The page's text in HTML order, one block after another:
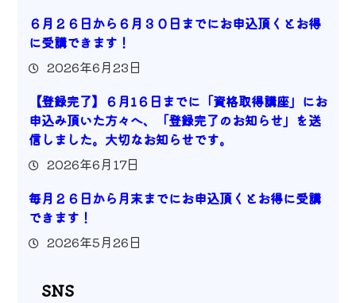
６月２６日から６月３０日までにお申込頂くとお得
に受講できます！
2026年6月23日
【登録完了】６月1６日までに「資格取得講座」にお
申込み頂いた方々へ、「登録完了のお知らせ」を送
信しました。大切なお知らせです。
2026年6月17日
毎月２６日から月末までにお申込頂くとお得に受講
できます！
2026年5月26日
SNS